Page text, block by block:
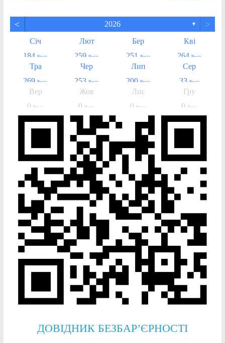
< 2026 ▼ >
Січ
184 Posts
Лют
259 Posts
Бер
251
Posts
Кві
264 Posts
Тра
269 Posts
Чер
253 Posts
Лип
200 Posts
Сер
33 Posts
Вер
0 Posts
Жов
0 Posts
Лис
0 Posts
Гру
0 Posts
ДОВІДНИК БЕЗБАР’ЄРНОСТІ